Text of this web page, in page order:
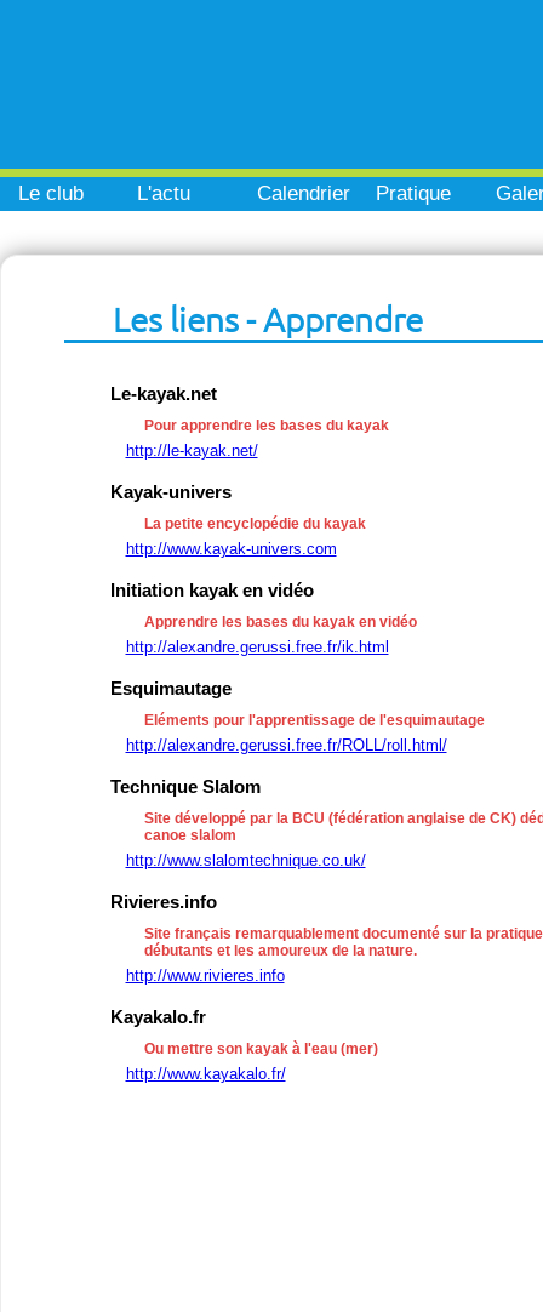
Le club L'actu Calendrier Pratique
Les liens - Apprendre
Le-kayak.net
Pour apprendre les bases du kayak
http://le-kayak.net/
Kayak-univers
La petite encyclopédie du kayak
http://www.kayak-univers.com
Initiation kayak en vidéo
Apprendre les bases du kayak en vidéo
http://alexandre.gerussi.free.fr/ik.html
Esquimautage
Eléments pour l'apprentissage de l'esquimautage
http://alexandre.gerussi.free.fr/ROLL/roll.html/
Technique Slalom
Site développé par la BCU (fédération anglaise de CK)
canoe slalom
http://www.slalomtechnique.co.uk/
Rivieres.info
Site français remarquablement documenté sur la
débutants et les amoureux de la nature.
http://www.rivieres.info
Kayakalo.fr
Ou mettre son kayak à l'eau (mer)
http://www.kayakalo.fr/